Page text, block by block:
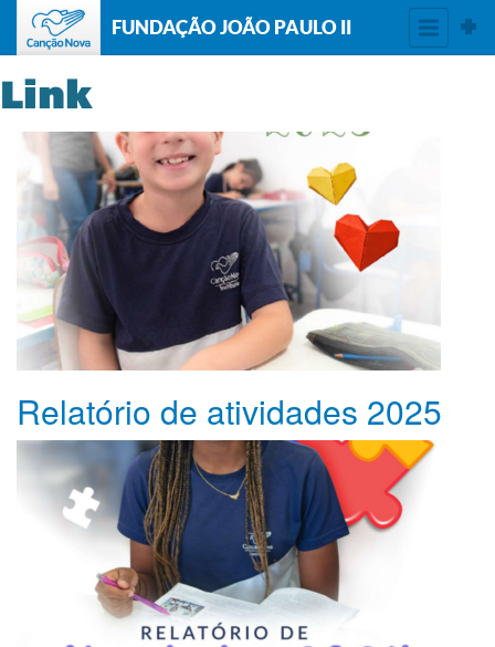
FUNDAÇÃO JOÃO PAULO II
Link
Relatório de atividades 2025